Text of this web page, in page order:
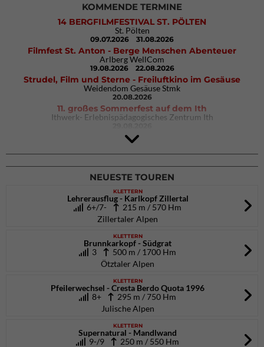
KOMMENDE TERMINE
14 BERGFILMFESTIVAL ST. PÖLTEN
St. Pölten
09.07.2026 31.08.2026
Filmfest St. Anton - Berge Menschen Abenteuer
Arlberg WellCom
19.08.2026 22.08.2026
Strudel, Film und Sterne - Freiluftkino im Gesäuse
Weidendom Gesäuse Stmk
20.08.2026
11. großes Sommerfest auf dem Ith
Ithwerk- Erlebnispädagogisches Zentrum Ith
4Blocs KIDS 2026
DAV Kletter- & Boulderzentrum München Süd (Thalkirchen)
NEUESTE TOUREN
KLETTERN
Lehrerausflug - Karlkopf Zillertal
6+/7-
215 m / 570 Hm
Zillertaler Alpen
KLETTERN
Brunnkarkopf - Südgrat
3
500 m / 1700 Hm
Ötztaler Alpen
KLETTERN
Pfeilerwechsel - Cresta Berdo Quota 1996
8+
295 m / 750 Hm
Julische Alpen
KLETTERN
Supernatural - Mandlwand
9-/9
250 m / 550 Hm